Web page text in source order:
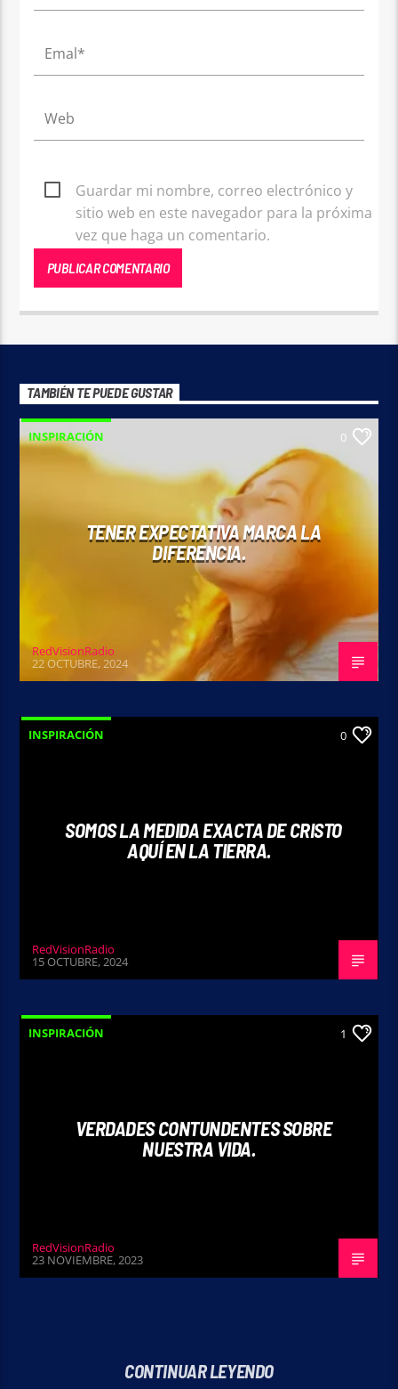
Guardar mi nombre, correo electrónico y
sitio web en este navegador para la próxima
vez que haga un comentario.
TAMBIÉN TE PUEDE GUSTAR
INSPIRACIÓN 0
TENER EXPECTATIVA MARCA LA
DIFERENCIA.
RedVisionRadio
22 OCTUBRE, 2024
INSPIRACIÓN 0
SOMOS LA MEDIDA EXACTA DE CRISTO
AQUÍ EN LA TIERRA.
RedVisionRadio
15 OCTUBRE, 2024
INSPIRACIÓN 1
VERDADES CONTUNDENTES SOBRE
NUESTRA VIDA.
RedVisionRadio
23 NOVIEMBRE, 2023
CONTINUAR LEYENDO